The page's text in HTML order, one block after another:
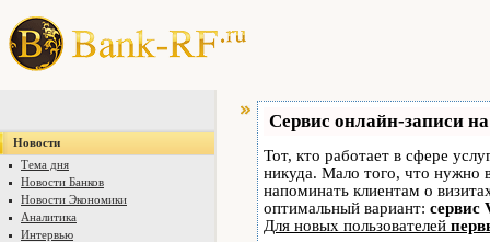
Новости
Тема дня
Новости Банков
Новости Экономики
Аналитика
Интервью
Сервис онлайн-записи
Тот, кто работает в сфере
никуда. Мало того, что нужно
напоминать клиентам о
оптимальный вариант: сервис
Для новых пользователей